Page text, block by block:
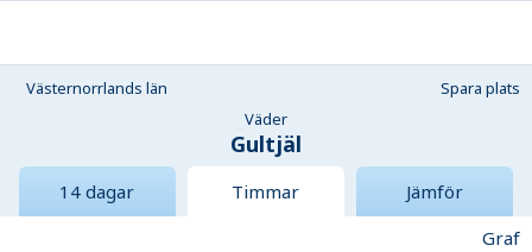
Västernorrlands län
Spara plats
Väder
Gultjäl
14 dagar Timmar
Jämför
Graf